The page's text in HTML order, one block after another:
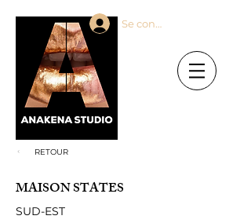
Se connecter
RETOUR
MAISON STATES
SUD-EST